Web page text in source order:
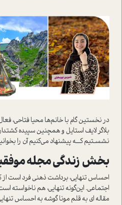
در نخستین گام با خانم‌ها محیا فتاحی،
بلاگر لایف استایل و همچنین سپیده
نشسـتیم کـــه‌ پیشنهاد می‌کنیم آن را
بخش زندگی مجله
احساس تنهایی، برداشت ذهنی فرد است
اجتماعی. این‌گونه تنهایی، هم ناخواسته
مقاله ای به قلم مونا گوشه به احساس